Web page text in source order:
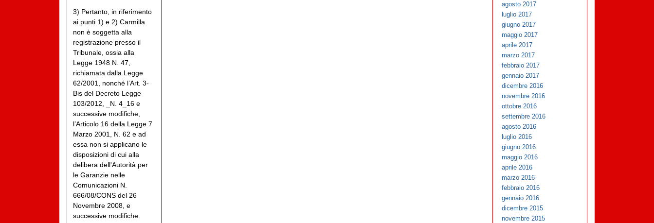
3) Pertanto, in riferimento
ai punti 1) e 2) Carmilla
non è soggetta alla
registrazione presso il
Tribunale, ossia alla
Legge 1948 N. 47,
richiamata dalla Legge
62/2001, nonché l’Art. 3-
Bis del Decreto Legge
103/2012, _N. 4_16 e
successive modifiche,
l’Articolo 16 della Legge 7
Marzo 2001, N. 62 e ad
essa non si applicano le
disposizioni di cui alla
delibera dell'Autorità per
le Garanzie nelle
Comunicazioni N.
666/08/CONS del 26
Novembre 2008, e
successive modifiche.
agosto 2017
luglio 2017
giugno 2017
maggio 2017
aprile 2017
marzo 2017
febbraio 2017
gennaio 2017
dicembre 2016
novembre 2016
ottobre 2016
settembre 2016
agosto 2016
luglio 2016
giugno 2016
maggio 2016
aprile 2016
marzo 2016
febbraio 2016
gennaio 2016
dicembre 2015
novembre 2015